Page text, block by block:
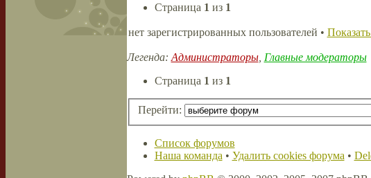
Страница 1 из 1
нет зарегистрированных пользователей •
Легенда: Администраторы, Главные модераторы
Страница 1 из 1
Перейти:
Список форумов
Наша команда• Удалить cookies форума•